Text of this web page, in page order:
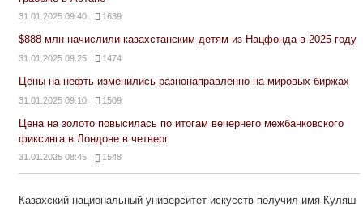
31.01.2025 09:40 1639
$888 млн начислили казахстанским детям из Нацфонда в 2025 году
31.01.2025 09:25 1474
Цены на нефть изменились разнонаправленно на мировых биржах
31.01.2025 09:10 1509
Цена на золото повысилась по итогам вечернего межбанковского
фиксинга в Лондоне в четверг
31.01.2025 08:45 1548
Казахский национальный университет искусств получил имя Куляш